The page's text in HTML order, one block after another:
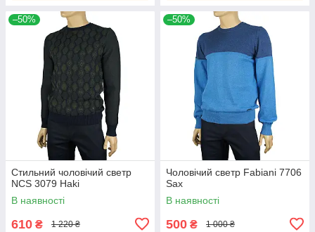
–50%
Стильний чоловічий светр
NCS 3079 Haki
В наявності
610 ₴ 1 220 ₴
–50%
Чоловічий светр Fabiani 7706
Sax
В наявності
500 ₴ 1 000 ₴